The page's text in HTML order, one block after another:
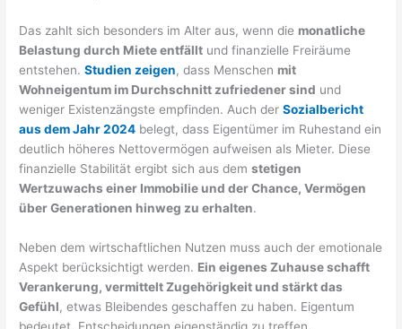
Das zahlt sich besonders im Alter aus, wenn die monatliche
Belastung durch Miete entfällt und finanzielle Freiräume
entstehen.Studien zeigen, dass Menschen mit
Wohneigentum im Durchschnitt zufriedener sind und
weniger Existenzängste empfinden. Auch derSozialbericht
aus dem Jahr 2024 belegt, dass Eigentümer im Ruhestand ein
deutlich höheres Nettovermögen aufweisen als Mieter. Diese
finanzielle Stabilität ergibt sich aus demstetigen
Wertzuwachs einer Immobilie und der Chance, Vermögen
über Generationen hinweg zu erhalten.
Neben dem wirtschaftlichen Nutzen muss auch der emotionale
Aspekt berücksichtigt werden. Ein eigenes Zuhause schafft
Verankerung, vermittelt Zugehörigkeit und stärkt das
Gefühl, etwas Bleibendes geschaffen zu haben. Eigentum